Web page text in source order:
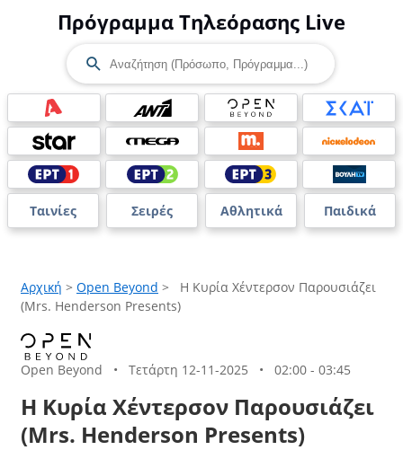
Πρόγραμμα Τηλεόρασης Live
Ταινίες Σειρές Αθλητικά Παιδικά
Αρχική > Open Beyond >
Η Κυρία Χέντερσον Παρουσιάζει
(Mrs. Henderson Presents)
Open Beyond • Τετάρτη 12-11-2025 • 02:00 - 03:45
Η Κυρία Χέντερσον Παρουσιάζει
(Mrs. Henderson Presents)